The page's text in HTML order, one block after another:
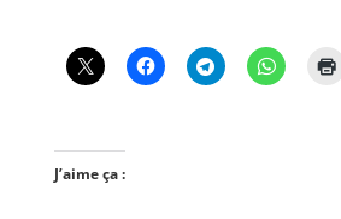
J’aime ça :